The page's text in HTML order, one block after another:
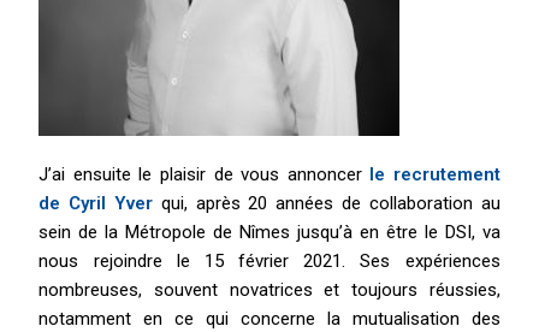
J’ai ensuite le plaisir de vous annoncer le recrutement
de Cyril Yver qui, après 20 années de collaboration au
sein de la Métropole de Nîmes jusqu’à en être le DSI, va
nous rejoindre le 15 février 2021. Ses expériences
nombreuses, souvent novatrices et toujours réussies,
notamment en ce qui concerne la mutualisation des